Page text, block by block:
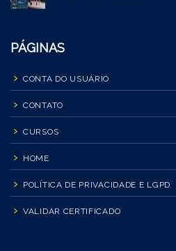
PÁGINAS
CONTA DO USUÁRIO
CONTATO
CURSOS
HOME
POLÍTICA DE PRIVACIDADE E LGPD
VALIDAR CERTIFICADO